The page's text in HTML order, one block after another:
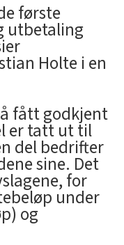
første
utbetaling
Holte i en
fått godkjent
er tatt ut til
del bedrifter
sine. Det
for
under
og